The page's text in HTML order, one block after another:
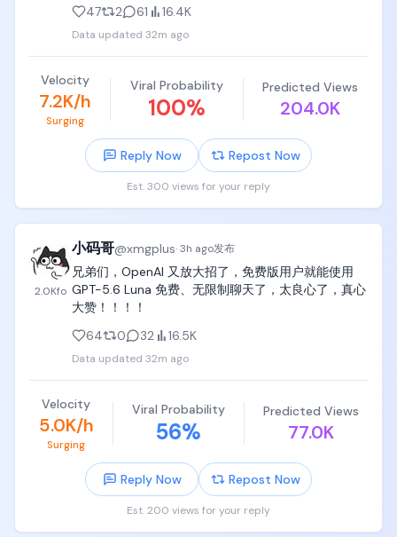
47
2 61 16.4K
Data updated 32m ago
Velocity
7.2K/h
Surging
Viral Probability
100%
Predicted Views
204.0K
Reply Now Repost Now
Est. 300 views for your reply
2.0Kfo
小码哥@xmgplus·3h ago发布
兄弟们，OpenAI 又放大招了，免费版用户就能使用
GPT-5.6 Luna 免费、无限制聊天了，太良心了，真心
大赞！！！！
64
0 32 16.5K
Data updated 32m ago
Velocity
5.0K/h
Surging
Viral Probability
56%
Predicted Views
77.0K
Reply Now Repost Now
Est. 200 views for your reply